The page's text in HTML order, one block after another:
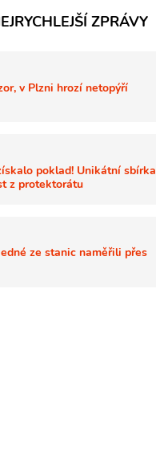
ZPRÁVY
v Plzni hrozí netopýří
poklad! Unikátní sbírka
z protektorátu
ze stanic naměřili přes